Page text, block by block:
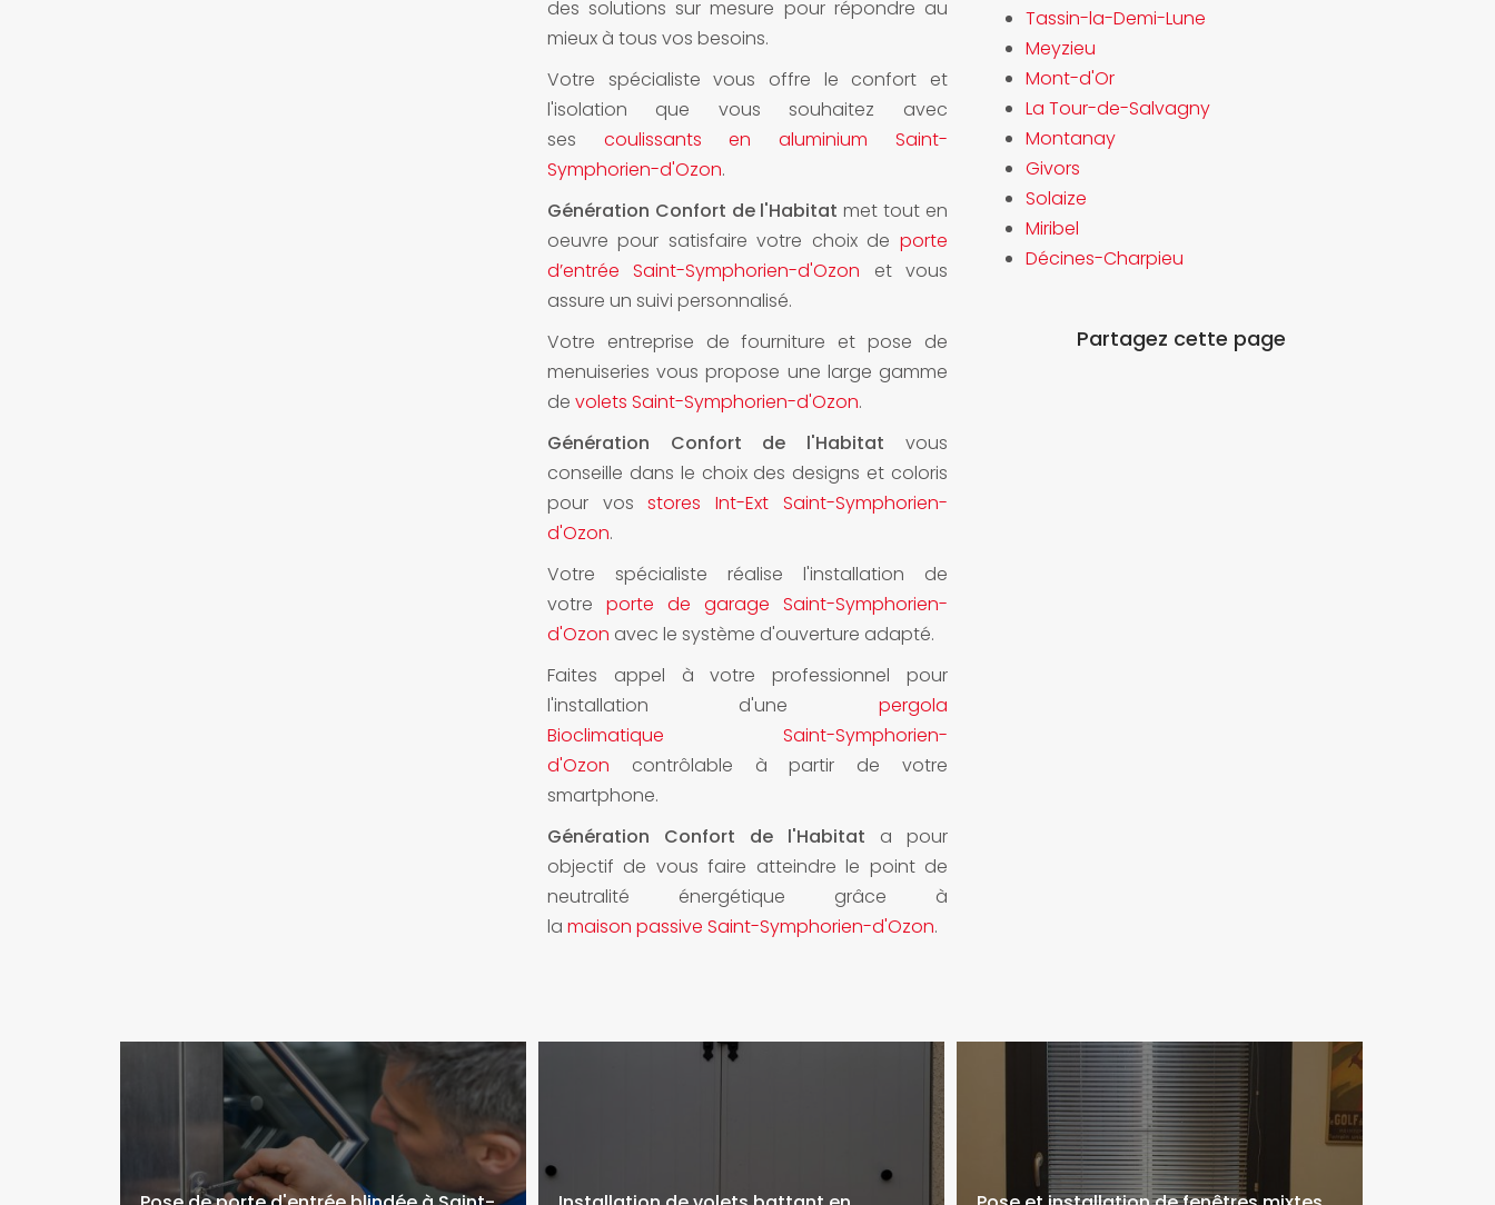
des solutions sur mesure pour répondre au
mieux à tous vos besoins.
Votre spécialiste vous offre le confort et
l'isolation que vous souhaitez avec
ses coulissants en aluminium Saint-
Symphorien-d'Ozon.
Génération Confort de l'Habitat met tout en
oeuvre pour satisfaire votre choix de porte
d’entrée Saint-Symphorien-d'Ozon et vous
assure un suivi personnalisé.
Votre entreprise de fourniture et pose de
menuiseries vous propose une large gamme
de volets Saint-Symphorien-d'Ozon.
Génération Confort de l'Habitat vous
conseille dans le choix des designs et coloris
pour vosstores Int-Ext Saint-Symphorien-
d'Ozon.
Votre spécialiste réalise l'installation de
votre porte de garage Saint-Symphorien-
d'Ozon avec le système d'ouverture adapté.
Faites appel à votre professionnel pour
l'installation d'une pergola
Bioclimatique Saint-Symphorien-
d'Ozon contrôlable à partir de votre
smartphone.
Génération Confort de l'Habitat a pour
objectif de vous faire atteindre le point de
neutralité énergétique grâce à
la maison passive Saint-Symphorien-d'Ozon.
Tassin-la-Demi-Lune
Meyzieu
Mont-d'Or
La Tour-de-Salvagny
Montanay
Givors
Solaize
Miribel
Décines-Charpieu